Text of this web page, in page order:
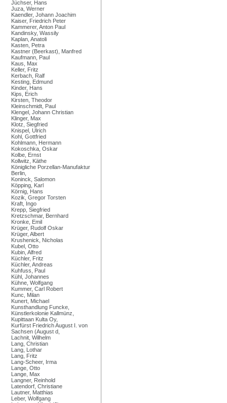
Jüchser, Hans
Juza, Werner
Kaendler, Johann Joachim
Kaiser, Friedrich Peter
Kammerer, Anton Paul
Kandinsky, Wassily
Kaplan, Anatoli
Kasten, Petra
Kastner (Beerkast), Manfred
Kaufmann, Paul
Kaus, Max
Keller, Fritz
Kerbach, Ralf
Kesting, Edmund
Kinder, Hans
Kips, Erich
Kirsten, Theodor
Kleinschmidt, Paul
Klengel, Johann Christian
Klinger, Max
Klotz, Siegfried
Knispel, Ulrich
Kohl, Gottfried
Kohlmann, Hermann
Kokoschka, Oskar
Kolbe, Ernst
Kollwitz, Käthe
Königliche Porzellan-Manufaktur
Berlin,
Koninck, Salomon
Köpping, Karl
Körnig, Hans
Kozik, Gregor Torsten
Kraft, Ingo
Krepp, Siegfried
Kretzschmar, Bernhard
Kronke, Emil
Krüger, Rudolf Oskar
Krüger, Albert
Krushenick, Nicholas
Kubel, Otto
Kubin, Alfred
Küchler, Fritz
Küchler, Andreas
Kuhfuss, Paul
Kühl, Johannes
Kühne, Wolfgang
Kummer, Carl Robert
Kunc, Milan
Kunert, Michael
Kunsthandlung Funcke,
Künstlerkolonie Kallmünz,
Kupittaan Kulta Oy,
Kurfürst Friedrich August I. von
Sachsen (August d,
Lachnit, Wilhelm
Lang, Christian
Lang, Lothar
Lang, Fritz
Lang-Scheer, Irma
Lange, Otto
Lange, Max
Langner, Reinhold
Latendorf, Christiane
Lautner, Matthias
Leber, Wolfgang